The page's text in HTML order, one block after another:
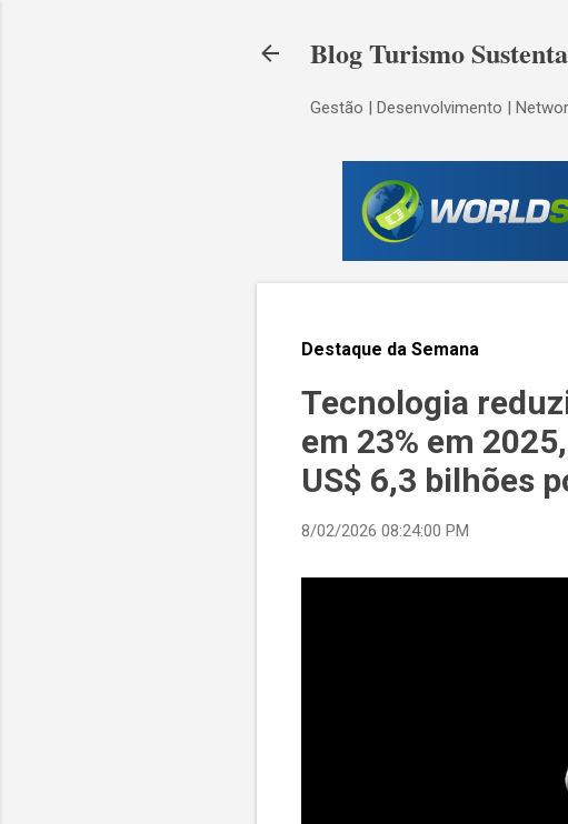
Blog Turismo
Gestão | Desenvolvimento |
Destaque da Semana
Tecnologia
em 23% em
US$ 6,3 bilhões
8/02/2026 08:24:00 PM